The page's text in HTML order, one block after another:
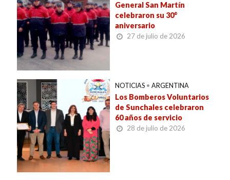
General San Martín
celebraron su 30°
aniversario
27 de julio de 2026
NOTICIAS • ARGENTINA
Los Bomberos Voluntarios
de Sunchales celebraron
60 años de servicio
28 de julio de 2026